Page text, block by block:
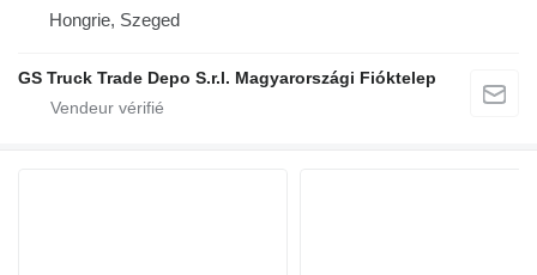
Hongrie, Szeged
GS Truck Trade Depo S.r.l. Magyarországi Fióktelep